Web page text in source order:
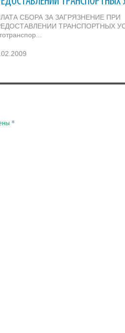
СБОРА ЗА ЗАГРЯЗНЕНИЕ ПРИ
ТРАНСПОРТНЫХ
*